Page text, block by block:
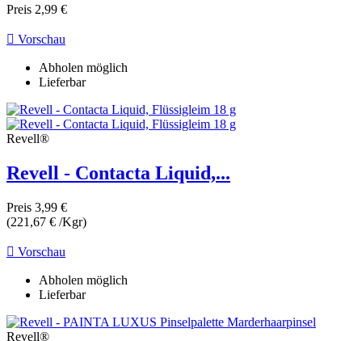
Preis 2,99 €
 Vorschau
Abholen möglich
Lieferbar
Revell®
Revell - Contacta Liquid,...
Preis 3,99 €
(221,67 € /Kgr)
 Vorschau
Abholen möglich
Lieferbar
Revell®